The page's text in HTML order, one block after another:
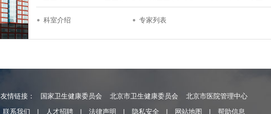
科室介绍 专家列表
友情链接： 国家卫生健康委员会 北京市卫生健康委员会
北京市医院管理中心
联系我们
| 人才招聘 | 法律声明 | 隐私安全 | 网站地图 |
帮助信息